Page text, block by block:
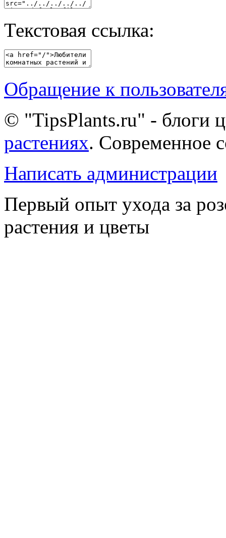
Текстовая ссылка:
Обращение к
© "TipsPlants.ru" - блоги
растениях. Современное
Написать администрации
Первый опыт ухода за
растения и цветы